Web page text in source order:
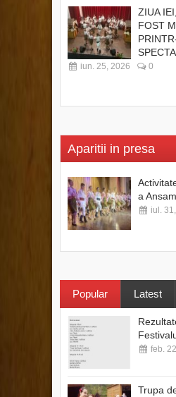
ZIUA
FOST
iun. 25, 2026 0
Aparitii in presa
a
iul.
Popular Latest
feb.
Trupa